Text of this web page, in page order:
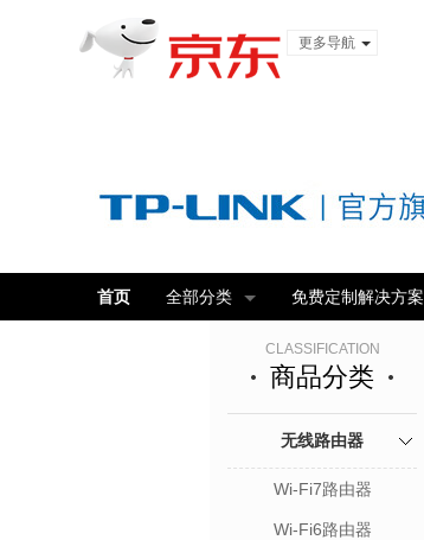
更多导航
首页 全部分类 免费定制解决方案
CLASSIFICATION
商品分类
无线路由器
Wi-Fi7路由器
Wi-Fi6路由器